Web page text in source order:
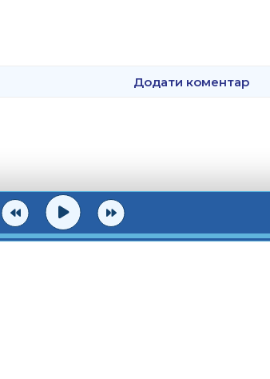
Додати коментар